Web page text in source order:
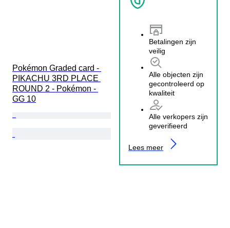
Betalingen zijn
veilig
Alle objecten zijn
gecontroleerd op
kwaliteit
Alle verkopers zijn
geverifieerd
Lees meer
Pokémon Graded card -
PIKACHU 3RD PLACE
ROUND 2 - Pokémon -
GG 10